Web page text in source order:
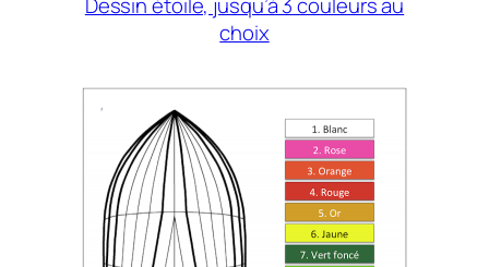
choix